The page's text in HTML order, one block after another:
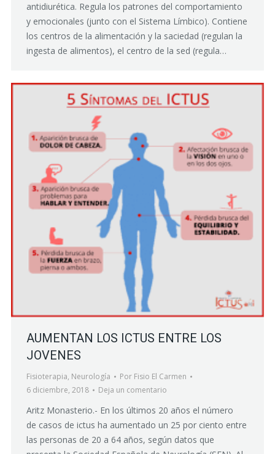
antidiurética. Regula los patrones del comportamiento
y emocionales (junto con el Sistema Límbico). Contiene
los centros de la alimentación y la saciedad (regulan la
ingesta de alimentos), el centro de la sed (regula…
AUMENTAN LOS ICTUS ENTRE LOS
JOVENES
Fisioterapia, Neurología Por Fisio El Carmen
6 diciembre, 2018
Deja un comentario
Aritz Monasterio.- En los últimos 20 años el número
de casos de ictus ha aumentado un 25 por ciento entre
las personas de 20 a 64 años, según datos que